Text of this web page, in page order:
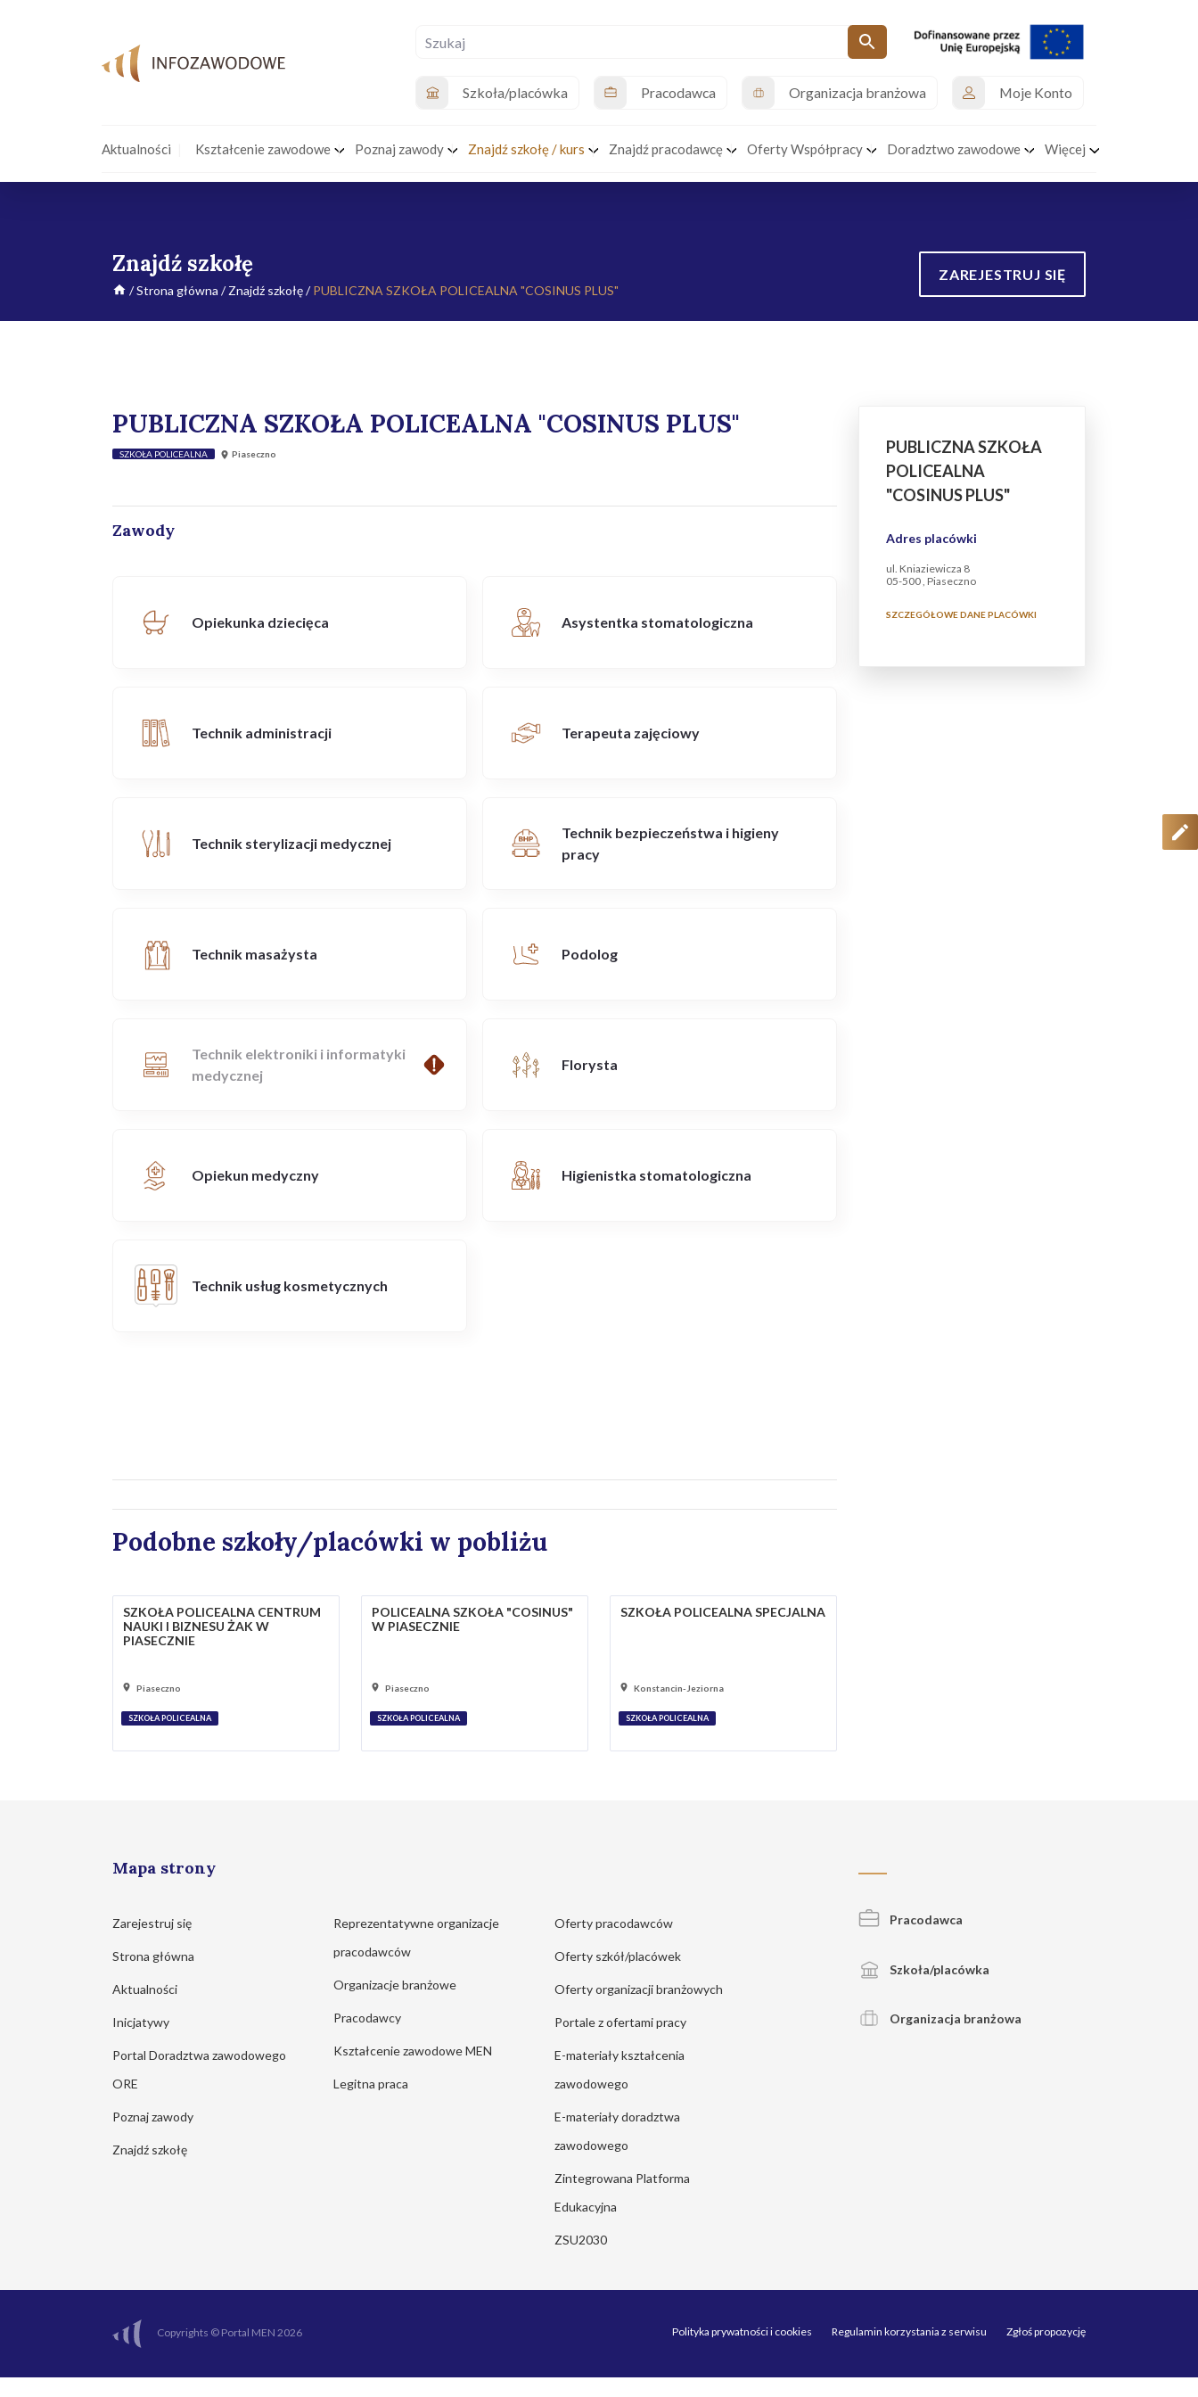
Szkoła/placówka Pracodawca Organizacja branżowa Moje Konto
Aktualności Kształcenie zawodowe Poznaj zawody Znajdź szkołę / kurs Znajdź pracodawcę Oferty Współpracy Doradztwo zawodowe Więcej
Znajdź szkołę
/Strona główna /Znajdź szkołę/PUBLICZNA SZKOŁA POLICEALNA "COSINUS PLUS"
ZAREJESTRUJ SIĘ
PUBLICZNA SZKOŁA POLICEALNA "COSINUS PLUS"
SZKOŁA POLICEALNA Piaseczno
Zawody
Opiekunka dziecięca Asystentka stomatologiczna
Technik administracji Terapeuta zajęciowy
Technik sterylizacji medycznej
Technik bezpieczeństwa i higieny
pracy
Technik masażysta Podolog
Technik elektroniki i informatyki
medycznej
Florysta
Opiekun medyczny Higienistka stomatologiczna
Technik usług kosmetycznych
Podobne szkoły/placówki w pobliżu
SZKOŁA POLICEALNA CENTRUM
NAUKI I BIZNESU ŻAK W
PIASECZNIE
Piaseczno
SZKOŁA POLICEALNA
POLICEALNA SZKOŁA "COSINUS"
W PIASECZNIE
Piaseczno
SZKOŁA POLICEALNA
SZKOŁA POLICEALNA SPECJALNA
Konstancin-Jeziorna
SZKOŁA POLICEALNA
PUBLICZNA SZKOŁA
POLICEALNA
"COSINUS PLUS"
Adres placówki
ul. Kniaziewicza 8
05-500 , Piaseczno
SZCZEGÓŁOWE DANE PLACÓWKI
Mapa strony
Zarejestruj się
Strona główna
Aktualności
Inicjatywy
Portal Doradztwa zawodowego
ORE
Poznaj zawody
Znajdź szkołę
Reprezentatywne organizacje
pracodawców
Organizacje branżowe
Pracodawcy
Kształcenie zawodowe MEN
Legitna praca
Oferty pracodawców
Oferty szkół/placówek
Oferty organizacji branżowych
Portale z ofertami pracy
E-materiały kształcenia
zawodowego
E-materiały doradztwa
zawodowego
Zintegrowana Platforma
Edukacyjna
ZSU2030
Pracodawca
Szkoła/placówka
Organizacja branżowa
Copyrights © Portal MEN 2026 Polityka prywatności i cookies Regulamin korzystania z serwisu Zgłoś propozycję